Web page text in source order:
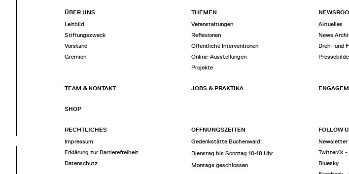
ÜBER UNS
Leitbild
Stiftungszweck
Vorstand
Gremien
THEMEN
Veranstaltungen
Reflexionen
Öffentliche Interventionen
Online-Ausstellungen
Projekte
Aktuelles
News
Dreh- und
TEAM & KONTAKT JOBS & PRAKTIKA
SHOP
RECHTLICHES
Impressum
Erklärung zur Barrierefreiheit
Datenschutz
ÖFFNUNGSZEITEN
Gedenkstätte Buchenwald:
Dienstag bis Sonntag 10-18 Uhr
Montags geschlossen
FOLLOW
Newsletter
Twitter/X -
Bluesky